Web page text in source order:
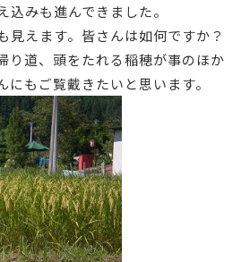
みも進んできました。
見えます。皆さんは如何ですか？
り道、頭をたれる稲穂が事のほか
にもご覧戴きたいと思います。